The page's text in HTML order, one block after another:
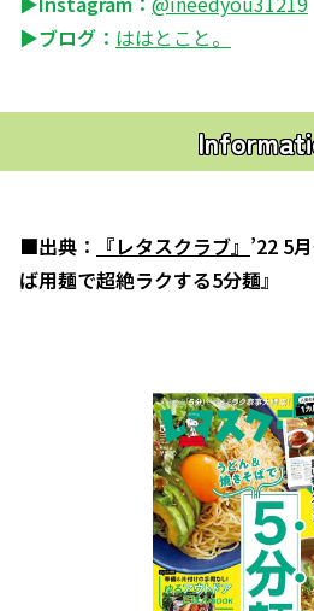
▶ブログ： ははとこと。
■出典： 『レタスクラブ』 ’22 5
ば用麺で超絶ラクする5分麺』